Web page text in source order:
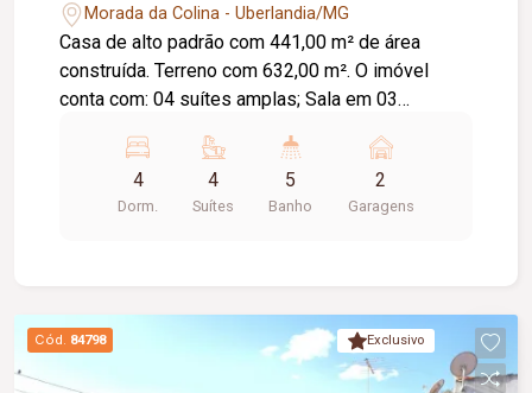
Morada da Colina - Uberlandia/MG
Casa de alto padrão com 441,00 m² de área
construída. Terreno com 632,00 m². O imóvel
conta com: 04 suítes amplas; Sala em 03
de serviço; Escritório; Área gourmet com telão,
toldos e churrasqueira automatizados; Piscina
com trocador de calor; 02 vagas de garagem;
projetados para oferecer conforto, tecnologia e
funcionalidade em cada detalhe. Informações
complementares: Venda na modalidade porteira
4
Dorm.
4
Suítes
5
Banho
2
Garagens
Exclusivo
Cód. 84798